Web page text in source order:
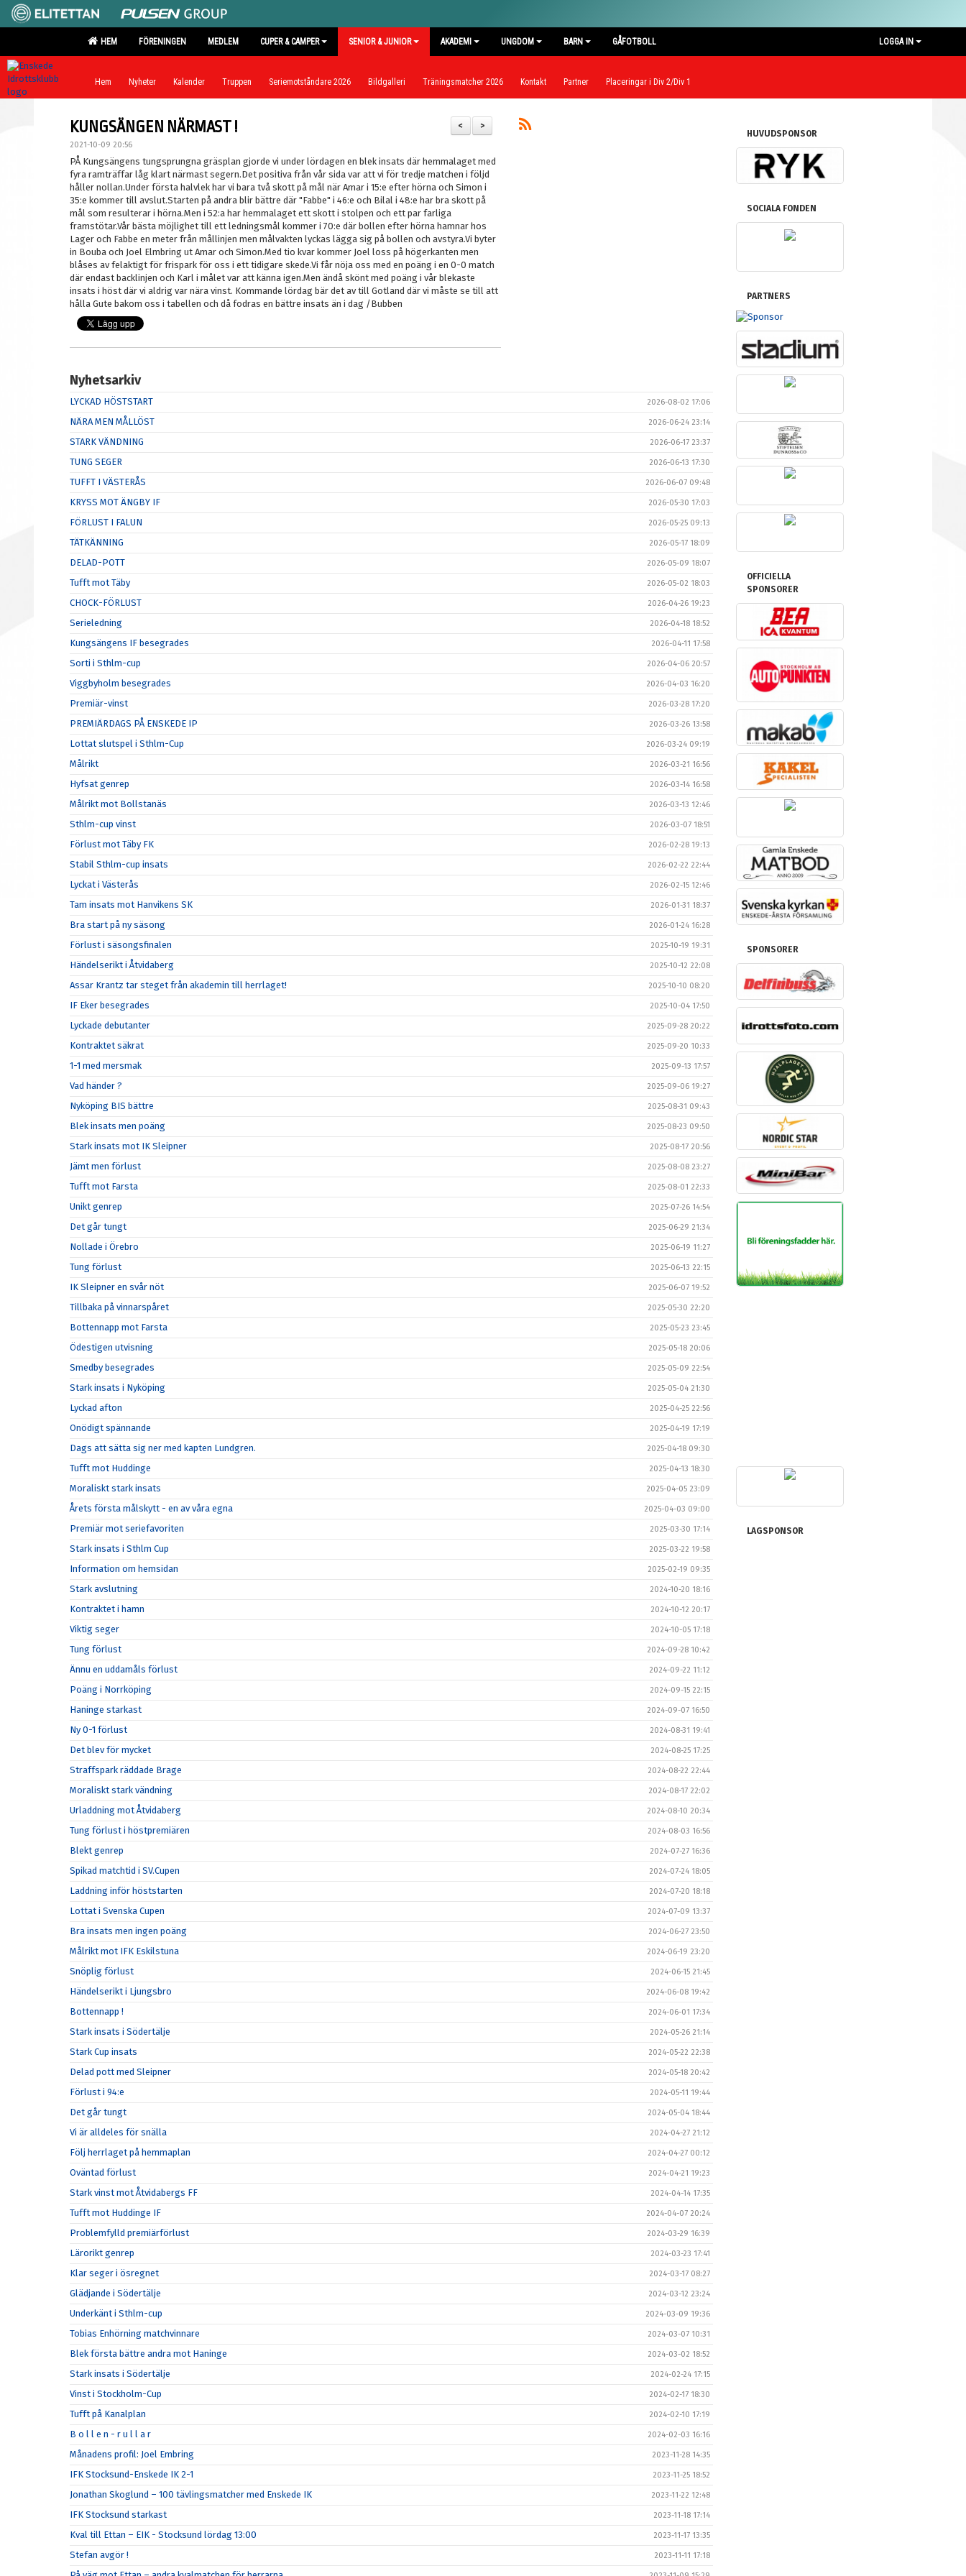
HEM FÖRENINGEN MEDLEM CUPER & CAMPER SENIOR & JUNIOR AKADEMI UNGDOM BARN GÅFOTBOLL LOGGA IN
Hem Nyheter Kalender Truppen Seriemotståndare 2026 Bildgalleri Träningsmatcher 2026 Kontakt Partner Placeringar i Div 2/Div 1
>
<
KUNGSÄNGEN NÄRMAST !
2021-10-09 20:56
PÅ Kungsängens tungsprungna gräsplan gjorde vi under lördagen en blek insats där hemmalaget med
fyra ramträffar låg klart närmast segern.Det positiva från vår sida var att vi för tredje matchen i följd
håller nollan.Under första halvlek har vi bara två skott på mål när Amar i 15:e efter hörna och Simon i
35:e kommer till avslut.Starten på andra blir bättre där "Fabbe" i 46:e och Bilal i 48:e har bra skott på
mål som resulterar i hörna.Men i 52:a har hemmalaget ett skott i stolpen och ett par farliga
framstötar.Vår bästa möjlighet till ett ledningsmål kommer i 70:e där bollen efter hörna hamnar hos
Lager och Fabbe en meter från mållinjen men målvakten lyckas lägga sig på bollen och avstyra.Vi byter
in Bouba och Joel Elmbring ut Amar och Simon.Med tio kvar kommer Joel loss på högerkanten men
blåses av felaktigt för frispark för oss i ett tidigare skede.Vi får nöja oss med en poäng i en 0-0 match
där endast backlinjen och Karl i målet var att känna igen.Men ändå skönt med poäng i vår blekaste
insats i höst där vi aldrig var nära vinst. Kommande lördag bär det av till Gotland där vi måste se till att
hålla Gute bakom oss i tabellen och då fodras en bättre insats än i dag /Bubben
Nyhetsarkiv
LYCKAD HÖSTSTART 2026-08-02 17:06
NÄRA MEN MÅLLÖST 2026-06-24 23:14
STARK VÄNDNING 2026-06-17 23:37
TUNG SEGER 2026-06-13 17:30
TUFFT I VÄSTERÅS 2026-06-07 09:48
KRYSS MOT ÄNGBY IF 2026-05-30 17:03
FÖRLUST I FALUN 2026-05-25 09:13
TÄTKÄNNING 2026-05-17 18:09
DELAD-POTT 2026-05-09 18:07
Tufft mot Täby 2026-05-02 18:03
CHOCK-FÖRLUST 2026-04-26 19:23
Serieledning 2026-04-18 18:52
Kungsängens IF besegrades 2026-04-11 17:58
Sorti i Sthlm-cup 2026-04-06 20:57
Viggbyholm besegrades 2026-04-03 16:20
Premiär-vinst 2026-03-28 17:20
PREMIÄRDAGS PÅ ENSKEDE IP 2026-03-26 13:58
Lottat slutspel i Sthlm-Cup 2026-03-24 09:19
Målrikt 2026-03-21 16:56
Hyfsat genrep 2026-03-14 16:58
Målrikt mot Bollstanäs 2026-03-13 12:46
Sthlm-cup vinst 2026-03-07 18:51
Förlust mot Täby FK 2026-02-28 19:13
Stabil Sthlm-cup insats 2026-02-22 22:44
Lyckat i Västerås 2026-02-15 12:46
Tam insats mot Hanvikens SK 2026-01-31 18:37
Bra start på ny säsong 2026-01-24 16:28
Förlust i säsongsfinalen 2025-10-19 19:31
Händelserikt i Åtvidaberg 2025-10-12 22:08
Assar Krantz tar steget från akademin till herrlaget! 2025-10-10 08:20
IF Eker besegrades 2025-10-04 17:50
Lyckade debutanter 2025-09-28 20:22
Kontraktet säkrat 2025-09-20 10:33
1-1 med mersmak 2025-09-13 17:57
Vad händer ? 2025-09-06 19:27
Nyköping BIS bättre 2025-08-31 09:43
Blek insats men poäng 2025-08-23 09:50
Stark insats mot IK Sleipner 2025-08-17 20:56
Jämt men förlust 2025-08-08 23:27
Tufft mot Farsta 2025-08-01 22:33
Unikt genrep 2025-07-26 14:54
Det går tungt 2025-06-29 21:34
Nollade i Örebro 2025-06-19 11:27
Tung förlust 2025-06-13 22:15
IK Sleipner en svår nöt 2025-06-07 19:52
Tillbaka på vinnarspåret 2025-05-30 22:20
Bottennapp mot Farsta 2025-05-23 23:45
Ödestigen utvisning 2025-05-18 20:06
Smedby besegrades 2025-05-09 22:54
Stark insats i Nyköping 2025-05-04 21:30
Lyckad afton 2025-04-25 22:56
Onödigt spännande 2025-04-19 17:19
Dags att sätta sig ner med kapten Lundgren. 2025-04-18 09:30
Tufft mot Huddinge 2025-04-13 18:30
Moraliskt stark insats 2025-04-05 23:09
Årets första målskytt - en av våra egna 2025-04-03 09:00
Premiär mot seriefavoriten 2025-03-30 17:14
Stark insats i Sthlm Cup 2025-03-22 19:58
Information om hemsidan 2025-02-19 09:35
Stark avslutning 2024-10-20 18:16
Kontraktet i hamn 2024-10-12 20:17
Viktig seger 2024-10-05 17:18
Tung förlust 2024-09-28 10:42
Ännu en uddamåls förlust 2024-09-22 11:12
Poäng i Norrköping 2024-09-15 22:15
Haninge starkast 2024-09-07 16:50
Ny 0-1 förlust 2024-08-31 19:41
Det blev för mycket 2024-08-25 17:25
Straffspark räddade Brage 2024-08-22 22:44
Moraliskt stark vändning 2024-08-17 22:02
Urladdning mot Åtvidaberg 2024-08-10 20:34
Tung förlust i höstpremiären 2024-08-03 16:56
Blekt genrep 2024-07-27 16:36
Spikad matchtid i SV.Cupen 2024-07-24 18:05
Laddning inför höststarten 2024-07-20 18:18
Lottat i Svenska Cupen 2024-07-09 13:37
Bra insats men ingen poäng 2024-06-27 23:50
Målrikt mot IFK Eskilstuna 2024-06-19 23:20
Snöplig förlust 2024-06-15 21:45
Händelserikt i Ljungsbro 2024-06-08 19:42
Bottennapp ! 2024-06-01 17:34
Stark insats i Södertälje 2024-05-26 21:14
Stark Cup insats 2024-05-22 22:38
Delad pott med Sleipner 2024-05-18 20:42
Förlust i 94:e 2024-05-11 19:44
Det går tungt 2024-05-04 18:44
Vi är alldeles för snälla 2024-04-27 21:12
Följ herrlaget på hemmaplan 2024-04-27 00:12
Oväntad förlust 2024-04-21 19:23
Stark vinst mot Åtvidabergs FF 2024-04-14 17:35
Tufft mot Huddinge IF 2024-04-07 20:24
Problemfylld premiärförlust 2024-03-29 16:39
Lärorikt genrep 2024-03-23 17:41
Klar seger i ösregnet 2024-03-17 08:27
Glädjande i Södertälje 2024-03-12 23:24
Underkänt i Sthlm-cup 2024-03-09 19:36
Tobias Enhörning matchvinnare 2024-03-07 10:31
Blek första bättre andra mot Haninge 2024-03-02 18:52
Stark insats i Södertälje 2024-02-24 17:15
Vinst i Stockholm-Cup 2024-02-17 18:30
Tufft på Kanalplan 2024-02-10 17:19
B o l l e n - r u l l a r 2024-02-03 16:16
Månadens profil: Joel Embring 2023-11-28 14:35
IFK Stocksund-Enskede IK 2-1 2023-11-25 18:52
Jonathan Skoglund – 100 tävlingsmatcher med Enskede IK 2023-11-22 12:48
IFK Stocksund starkast 2023-11-18 17:14
Kval till Ettan – EIK - Stocksund lördag 13:00 2023-11-17 13:35
Stefan avgör ! 2023-11-11 17:18
HUVUDSPONSOR
SOCIALA FONDEN
PARTNERS
OFFICIELLA
SPONSORER
SPONSORER
LAGSPONSOR